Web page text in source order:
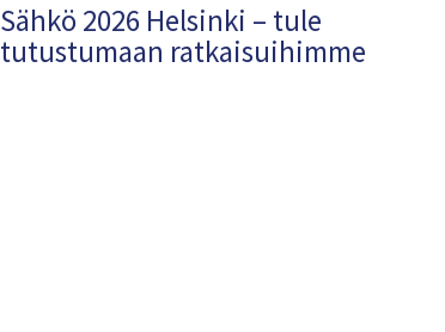
Sähkö 2026 Helsinki – tule
tutustumaan ratkaisuihimme